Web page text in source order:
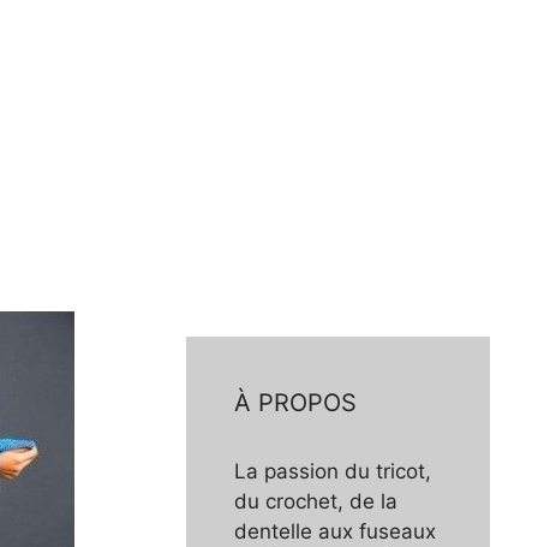
À PROPOS
La passion du tricot,
du crochet, de la
dentelle aux fuseaux